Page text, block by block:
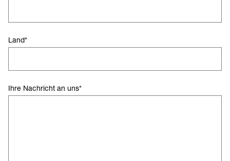
Land*
Ihre Nachricht an uns*